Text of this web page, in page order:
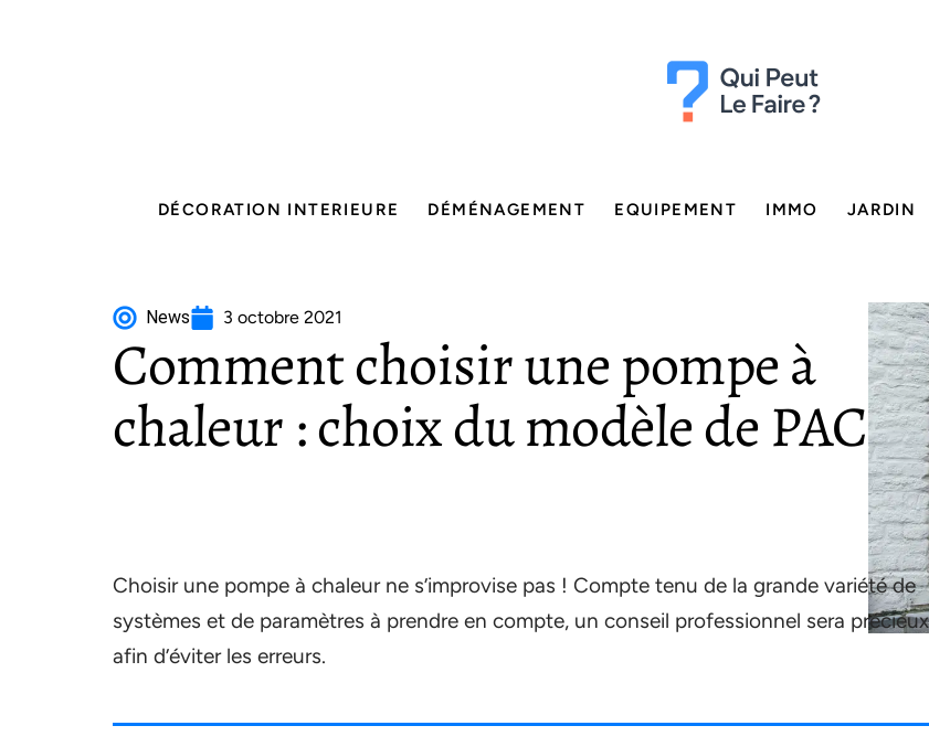
DÉCORATION INTERIEURE DÉMÉNAGEMENT EQUIPEMENT IMMO JARDIN
News 3 octobre 2021
Comment choisir une pompe à
chaleur : choix du modèle de PAC
Choisir une pompe à chaleur ne s’improvise pas ! Compte tenu de la grande variété de
systèmes et de paramètres à prendre en compte, un conseil professionnel sera précieux
afin d’éviter les erreurs.